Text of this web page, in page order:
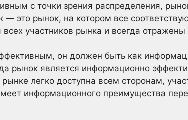
с точки зрения распределения,
— это рынок, на котором все
всех участников рынка и всегда
он должен быть как
рынок является информационно
легко доступна всем сторонам,
информационного преимущества